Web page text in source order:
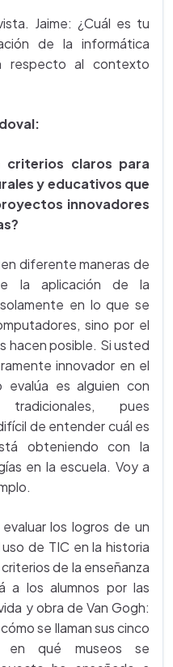
Jaime: ¿Cuál es tu
de la informática
respecto al contexto
criterios claros para
y educativos que
innovadores
diferente maneras de
la aplicación de la
en lo que se
sino por el
hacen posible. Si usted
innovador en el
es alguien con
pues
de entender cuál es
obteniendo con la
en la escuela. Voy a
los logros de un
de TIC en la historia
de la enseñanza
a los alumnos por las
y obra de Van Gogh:
se llaman sus cinco
en qué museos se